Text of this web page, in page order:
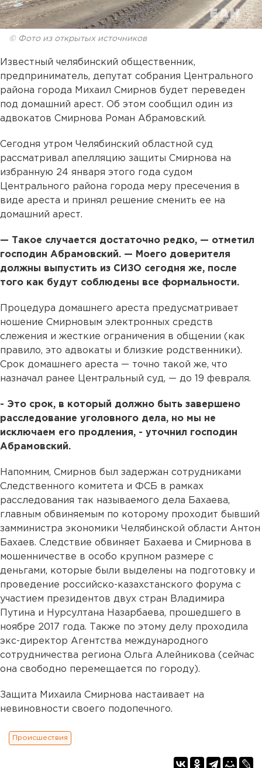
© Фото из открытых источников
Известный челябинский общественник,
предприниматель, депутат собрания Центрального
района города Михаил Смирнов будет переведен
под домашний арест. Об этом сообщил один из
адвокатов Смирнова Роман Абрамовский.
Сегодня утром Челябинский областной суд
рассматривал апелляцию защиты Смирнова на
избранную 24 января этого года судом
Центрального района города меру пресечения в
виде ареста и принял решение сменить ее на
домашний арест.
— Такое случается достаточно редко, — отметил
господин Абрамовский. — Моего доверителя
должны выпустить из СИЗО сегодня же, после
того как будут соблюдены все формальности.
Процедура домашнего ареста предусматривает
ношение Смирновым электронных средств
слежения и жесткие ограничения в общении (как
правило, это адвокаты и близкие родственники).
Срок домашнего ареста — точно такой же, что
назначал ранее Центральный суд, — до 19 февраля.
- Это срок, в который должно быть завершено
расследование уголовного дела, но мы не
исключаем его продления, - уточнил господин
Абрамовский.
Напомним, Смирнов был задержан сотрудниками
Следственного комитета и ФСБ в рамках
расследования так называемого дела Бахаева,
главным обвиняемым по которому проходит бывший
замминистра экономики Челябинской области Антон
Бахаев. Следствие обвиняет Бахаева и Смирнова в
мошенничестве в особо крупном размере с
деньгами, которые были выделены на подготовку и
проведение российско-казахстанского форума с
участием президентов двух стран Владимира
Путина и Нурсултана Назарбаева, прошедшего в
ноябре 2017 года. Также по этому делу проходила
экс-директор Агентства международного
сотрудничества региона Ольга Алейникова (сейчас
она свободно перемещается по городу).
Защита Михаила Смирнова настаивает на
невиновности своего подопечного.
Происшествия